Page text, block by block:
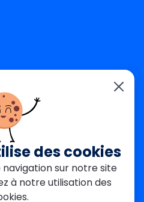
paris.com
Paris
légales
des cookies
sur notre site
à notre utilisation des